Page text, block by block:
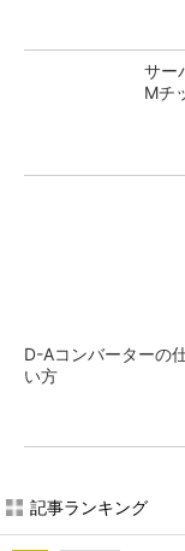
サー
Mチ
D-Aコンバーターの
い方
記事ランキング